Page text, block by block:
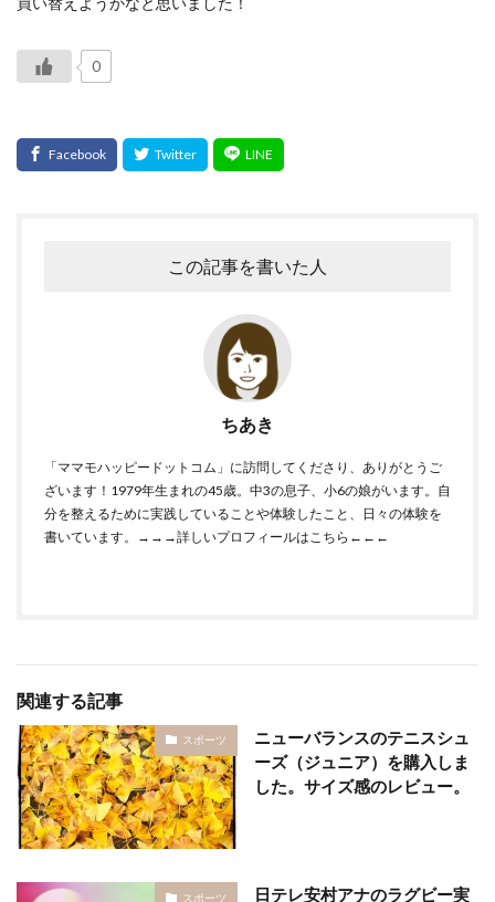
0
この記事を書いた人
ちあき
「ママモハッピードットコム」に訪問してくださり、ありがとうご
ざいます！1979年生まれの45歳。中3の息子、小6の娘がいます。自
分を整えるために実践していることや体験したこと、日々の体験を
書いています。
→→→詳しいプロフィールはこちら←←←
関連する記事
スポーツ
ニューバランスのテニスシュ
ーズ（ジュニア）を購入しま
した。サイズ感のレビュー。
スポーツ 日テレ安村アナのラグビー実